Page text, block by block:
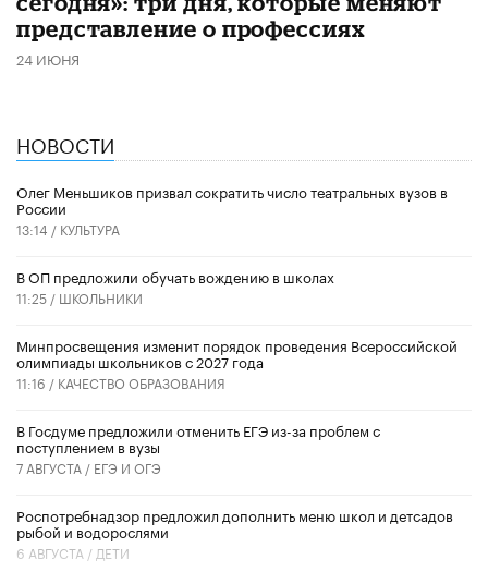
представление о профессиях
24 ИЮНЯ
НОВОСТИ
Олег Меньшиков призвал сократить число театральных вузов в
России
13:14 / КУЛЬТУРА
В ОП предложили обучать вождению в школах
11:25 / ШКОЛЬНИКИ
Минпросвещения изменит порядок проведения Всероссийской
олимпиады школьников с 2027 года
11:16 / КАЧЕСТВО ОБРАЗОВАНИЯ
В Госдуме предложили отменить ЕГЭ из-за проблем с
поступлением в вузы
7 АВГУСТА / ЕГЭ И ОГЭ
Роспотребнадзор предложил дополнить меню школ и детсадов
рыбой и водорослями
6 АВГУСТА / ДЕТИ